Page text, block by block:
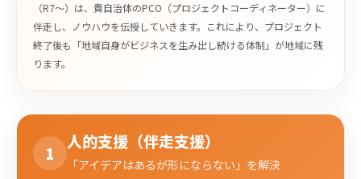
（R7〜）は、貴自治体のPCO（プロジェクトコーディネーター）に
伴走し、ノウハウを伝授していきます。これにより、プロジェクト
終了後も「地域自身がビジネスを生み出し続ける体制」が地域に残
ります。
1
人的支援（伴走支援）
「アイデアはあるが形にならない」を解決